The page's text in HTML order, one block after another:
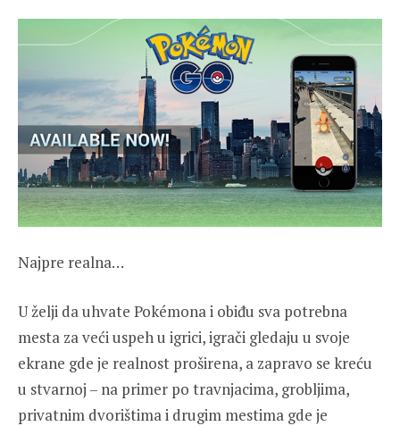
Najpre realna…
U želji da uhvate Pokémona i obiđu sva potrebna
mesta za veći uspeh u igrici, igrači gledaju u svoje
ekrane gde je realnost proširena, a zapravo se kreću
u stvarnoj – na primer po travnjacima, grobljima,
privatnim dvorištima i drugim mestima gde je